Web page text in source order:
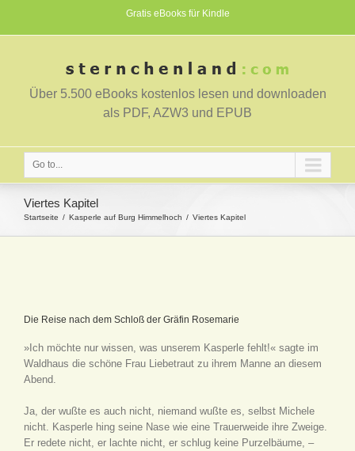
Gratis eBooks für Kindle
Über 5.500 eBooks kostenlos lesen und downloaden
als PDF, AZW3 und EPUB
Go to...
Viertes Kapitel
Startseite Kasperle auf Burg Himmelhoch Viertes Kapitel
Die Reise nach dem Schloß der Gräfin Rosemarie
»I ch möchte nur wissen, was unserem Kasperle fehlt!« sagte im
Waldhaus die schöne Frau Liebetraut zu ihrem Manne an diesem
Abend.
Ja, der wußte es auch nicht, niemand wußte es, selbst Michele
nicht. Kasperle hing seine Nase wie eine Trauerweide ihre Zweige.
Er redete nicht, er lachte nicht, er schlug keine Purzelbäume, –